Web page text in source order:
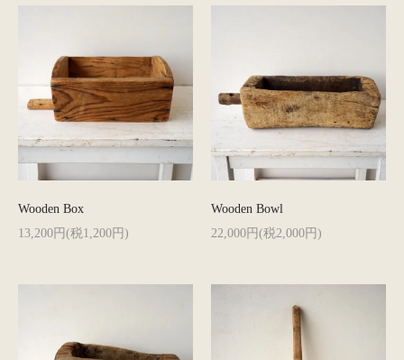
Wooden Box
13,200円(税1,200円)
Wooden Bowl
22,000円(税2,000円)